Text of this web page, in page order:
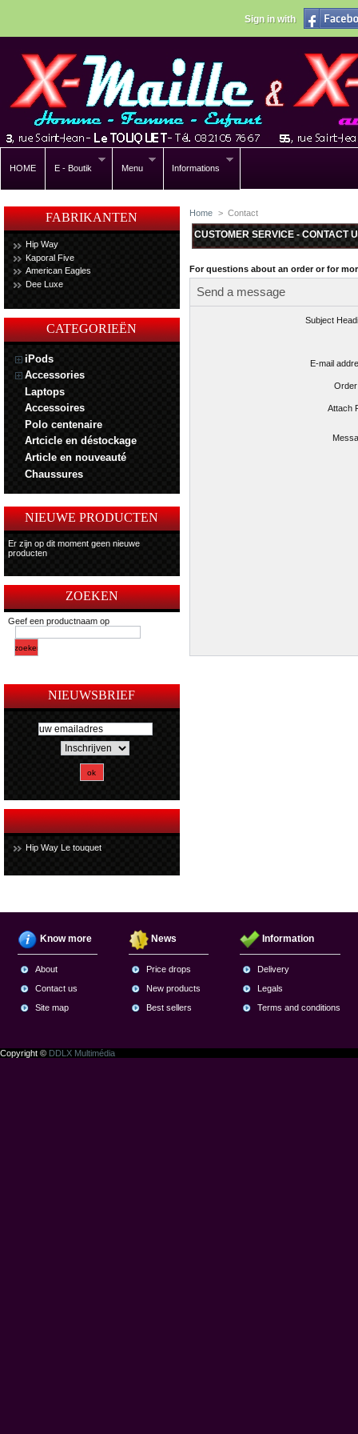
Sign in with
HOME E - Boutik Menu Informations
FABRIKANTEN
Hip Way
Kaporal Five
American Eagles
Dee Luxe
CATEGORIEËN
iPods
Accessories
Laptops
Accessoires
Polo centenaire
Artcicle en déstockage
Article en nouveauté
Chaussures
NIEUWE PRODUCTEN
Er zijn op dit moment geen nieuwe
producten
ZOEKEN
Geef een productnaam op
NIEUWSBRIEF
Hip Way Le touquet
Home > Contact
CUSTOMER SERVICE - CONTACT
For questions about an order or for
Send a message
Subject
E-mail
Attach
Know more
About
Contact us
Site map
News
Price drops
New products
Best sellers
Information
Delivery
Legals
Terms and conditions
Copyright © DDLX Multimédia